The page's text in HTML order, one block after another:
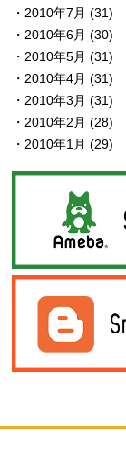
2010年7月 (31)
2010年6月 (30)
2010年5月 (31)
2010年4月 (31)
2010年3月 (31)
2010年2月 (28)
2010年1月 (29)